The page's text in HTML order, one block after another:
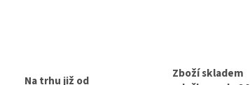
Na trhu již od
Zboží skladem